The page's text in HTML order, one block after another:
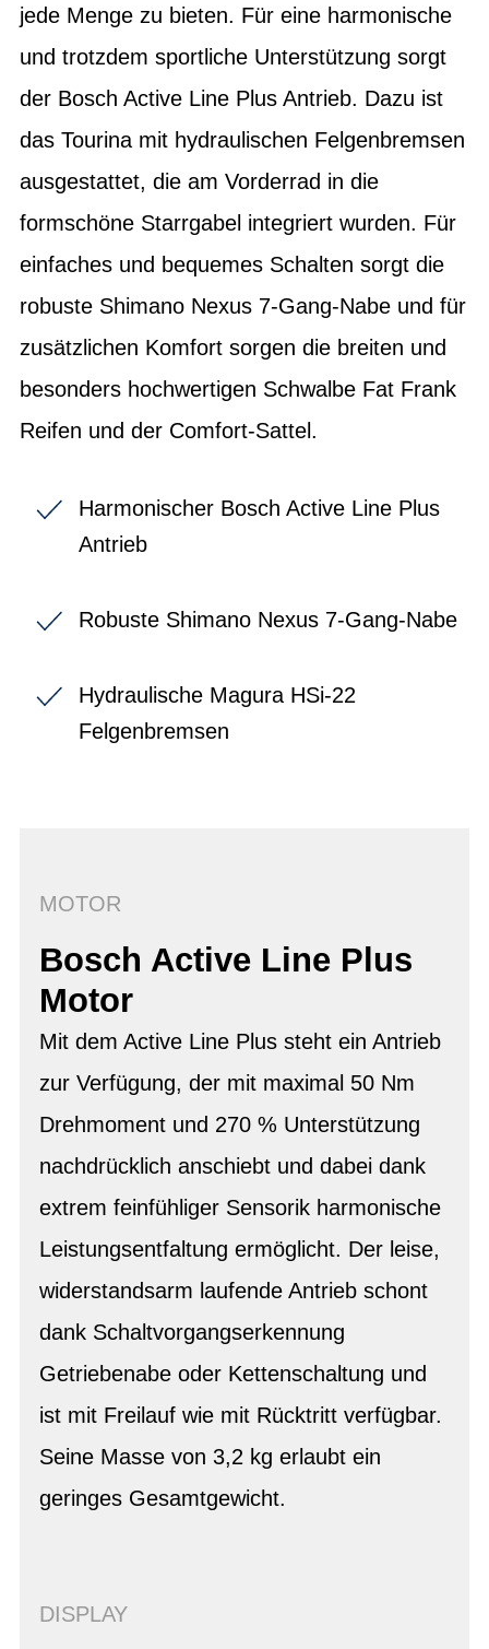
jede Menge zu bieten. Für eine harmonische
und trotzdem sportliche Unterstützung sorgt
der Bosch Active Line Plus Antrieb. Dazu ist
das Tourina mit hydraulischen Felgenbremsen
ausgestattet, die am Vorderrad in die
formschöne Starrgabel integriert wurden. Für
einfaches und bequemes Schalten sorgt die
robuste Shimano Nexus 7-Gang-Nabe und für
zusätzlichen Komfort sorgen die breiten und
besonders hochwertigen Schwalbe Fat Frank
Reifen und der Comfort-Sattel.
Harmonischer Bosch Active Line Plus
Antrieb
Robuste Shimano Nexus 7-Gang-Nabe
Hydraulische Magura HSi-22
Felgenbremsen
MOTOR
Bosch Active Line Plus
Motor
Mit dem Active Line Plus steht ein Antrieb
zur Verfügung, der mit maximal 50 Nm
Drehmoment und 270 % Unterstützung
nachdrücklich anschiebt und dabei dank
extrem feinfühliger Sensorik harmonische
Leistungsentfaltung ermöglicht. Der leise,
widerstandsarm laufende Antrieb schont
dank Schaltvorgangserkennung
Getriebenabe oder Kettenschaltung und
ist mit Freilauf wie mit Rücktritt verfügbar.
Seine Masse von 3,2 kg erlaubt ein
geringes Gesamtgewicht.
DISPLAY